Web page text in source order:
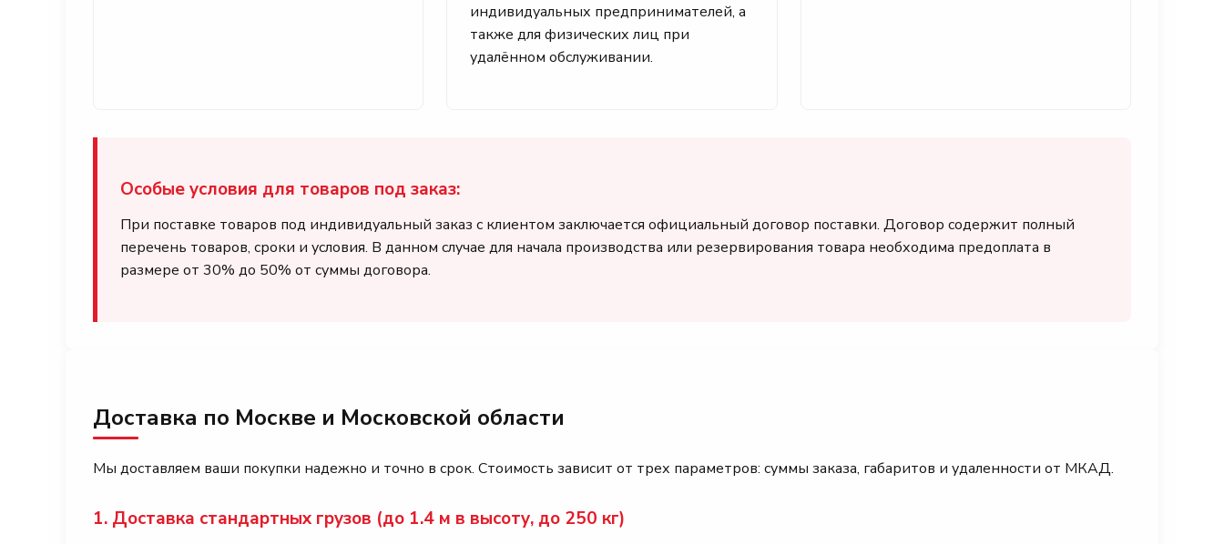
индивидуальных предпринимателей, а
также для физических лиц при
удалённом обслуживании.
Особые условия для товаров под заказ:
При поставке товаров под индивидуальный заказ с клиентом заключается официальный договор поставки. Договор содержит полный
перечень товаров, сроки и условия. В данном случае для начала производства или резервирования товара необходима предоплата в
размере от 30% до 50% от суммы договора.
Доставка по Москве и Московской области
Мы доставляем ваши покупки надежно и точно в срок. Стоимость зависит от трех параметров: суммы заказа, габаритов и удаленности от МКАД.
1. Доставка стандартных грузов (до 1.4 м в высоту, до 250 кг)